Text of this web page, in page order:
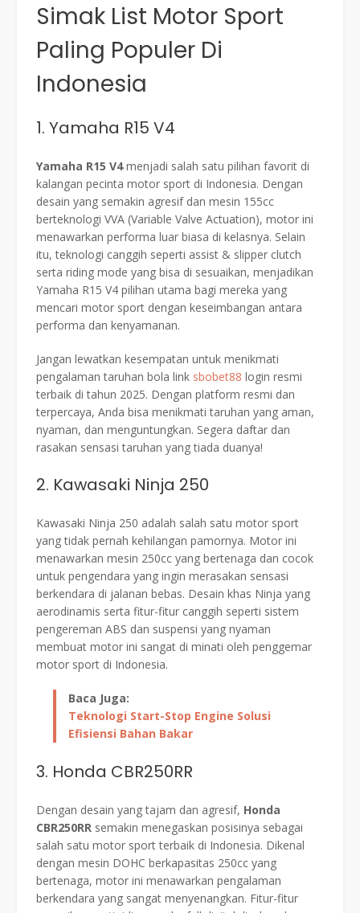
Simak List Motor Sport
Paling Populer Di
Indonesia
1. Yamaha R15 V4
Yamaha R15 V4menjadi salah satu pilihan favorit di
kalangan pecinta motor sport di Indonesia. Dengan
desain yang semakin agresif dan mesin 155cc
berteknologi VVA (Variable Valve Actuation), motor ini
menawarkan performa luar biasa di kelasnya. Selain
itu, teknologi canggih seperti assist & slipper clutch
serta riding mode yang bisa di sesuaikan, menjadikan
Yamaha R15 V4 pilihan utama bagi mereka yang
mencari motor sport dengan keseimbangan antara
performa dan kenyamanan.
Jangan lewatkan kesempatan untuk menikmati
pengalaman taruhan bola link sbobet88 login resmi
terbaik di tahun 2025. Dengan platform resmi dan
terpercaya, Anda bisa menikmati taruhan yang aman,
nyaman, dan menguntungkan. Segera daftar dan
rasakan sensasi taruhan yang tiada duanya!
2. Kawasaki Ninja 250
Kawasaki Ninja 250 adalah salah satu motor sport
yang tidak pernah kehilangan pamornya. Motor ini
menawarkan mesin 250cc yang bertenaga dan cocok
untuk pengendara yang ingin merasakan sensasi
berkendara di jalanan bebas. Desain khas Ninja yang
aerodinamis serta fitur-fitur canggih seperti sistem
pengereman ABS dan suspensi yang nyaman
membuat motor ini sangat di minati oleh penggemar
motor sport di Indonesia.
Baca Juga:
Teknologi Start-Stop Engine Solusi
Efisiensi Bahan Bakar
3. Honda CBR250RR
Dengan desain yang tajam dan agresif, Honda
CBR250RR semakin menegaskan posisinya sebagai
salah satu motor sport terbaik di Indonesia. Dikenal
dengan mesin DOHC berkapasitas 250cc yang
bertenaga, motor ini menawarkan pengalaman
berkendara yang sangat menyenangkan. Fitur-fitur